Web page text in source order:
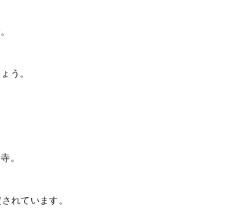
う。
。
れています。